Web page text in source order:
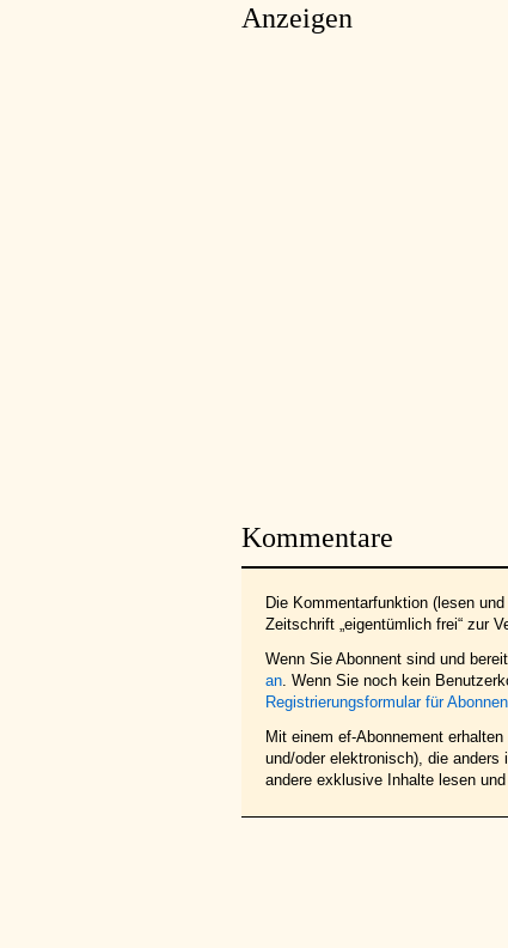
Anzeigen
Kommentare
Die Kommentarfunktion (lesen
Zeitschrift „eigentümlich frei“ zur
Wenn Sie Abonnent sind und
an. Wenn Sie noch kein
Registrierungsformular für
Mit einem ef-Abonnement
und/oder elektronisch), die
andere exklusive Inhalte lesen